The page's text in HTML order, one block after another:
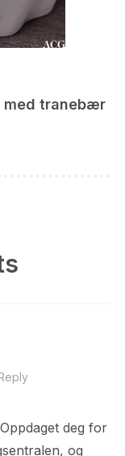
med tranebær
deg for
og